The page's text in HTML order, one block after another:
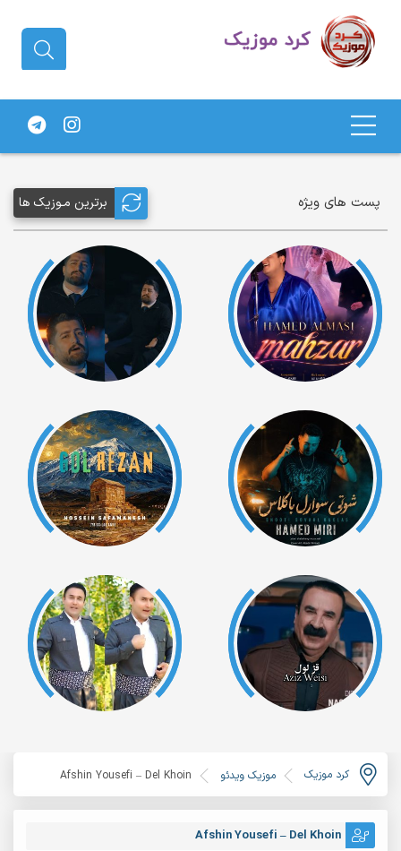
های کردی
پست های ویژه برترین مـوزیک ها
کرد موزیک موزیک ویدئو Afshin Yousefi – Del Khoin
Afshin Yousefi – Del Khoin